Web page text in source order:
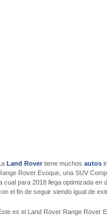
Land Rover tiene muchos autos
Rover Evoque, una SUV
cual para 2018 llega optimizada
el fin de seguir siendo igual de
es el Land Rover Range Rover